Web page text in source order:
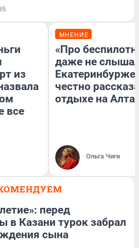
из
все
МНЕНИЕ
«Про
даже не
честно
отдыхе на
Ольга Чиги
перед
в Казани турок забрал
сына